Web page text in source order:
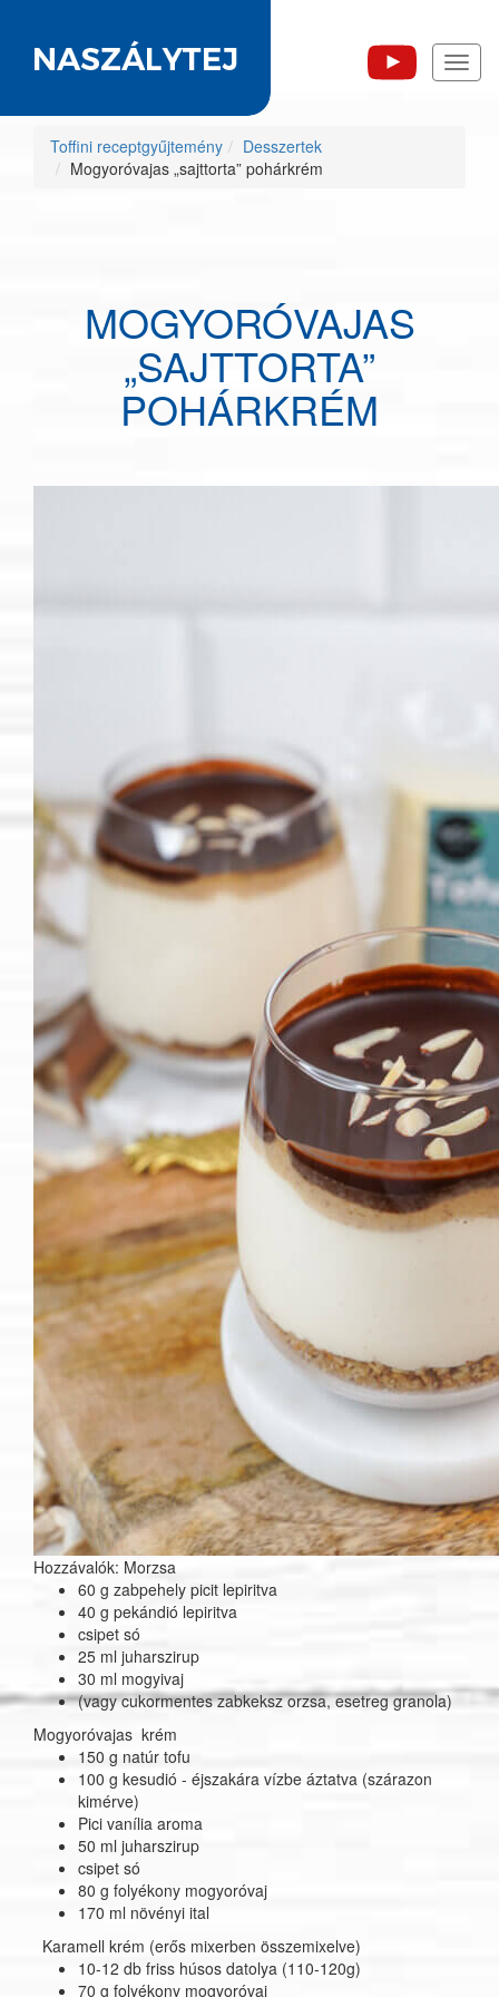
Toffini receptgyűjtemény
Desszertek
Mogyoróvajas „sajttorta” pohárkrém
MOGYORÓVAJAS
„SAJTTORTA”
POHÁRKRÉM
Hozzávalók: Morzsa
60 g zabpehely picit lepiritva
40 g pekándió lepiritva
csipet só
25 ml juharszirup
30 ml mogyivaj
(vagy cukormentes zabkeksz orzsa, esetreg granola)
Mogyoróvajas krém
150 g natúr tofu
100 g kesudió - éjszakára vízbe áztatva (szárazon
kimérve)
Pici vanília aroma
50 ml juharszirup
csipet só
80 g folyékony mogyoróvaj
170 ml növényi ital
Karamell krém (erős mixerben összemixelve)
10-12 db friss húsos datolya (110-120g)
70 g folyékony mogyoróvaj